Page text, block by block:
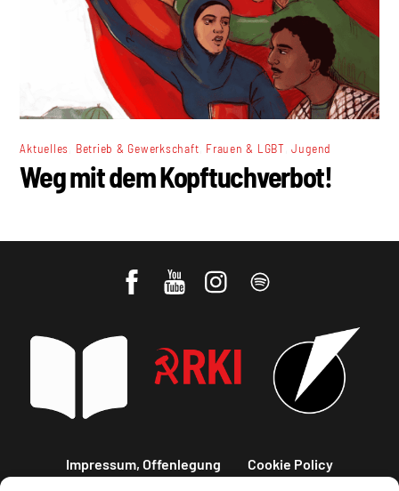
Aktuelles Betrieb & Gewerkschaft Frauen & LGBT ,Jugend
Weg mit dem Kopftuchverbot!
Impressum, Offenlegung Cookie Policy